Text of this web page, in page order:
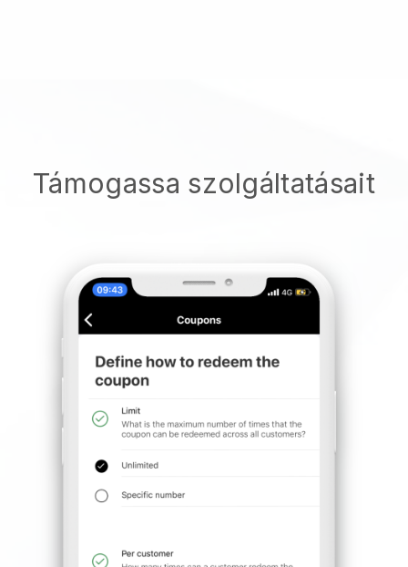
Támogassa szolgáltatásait